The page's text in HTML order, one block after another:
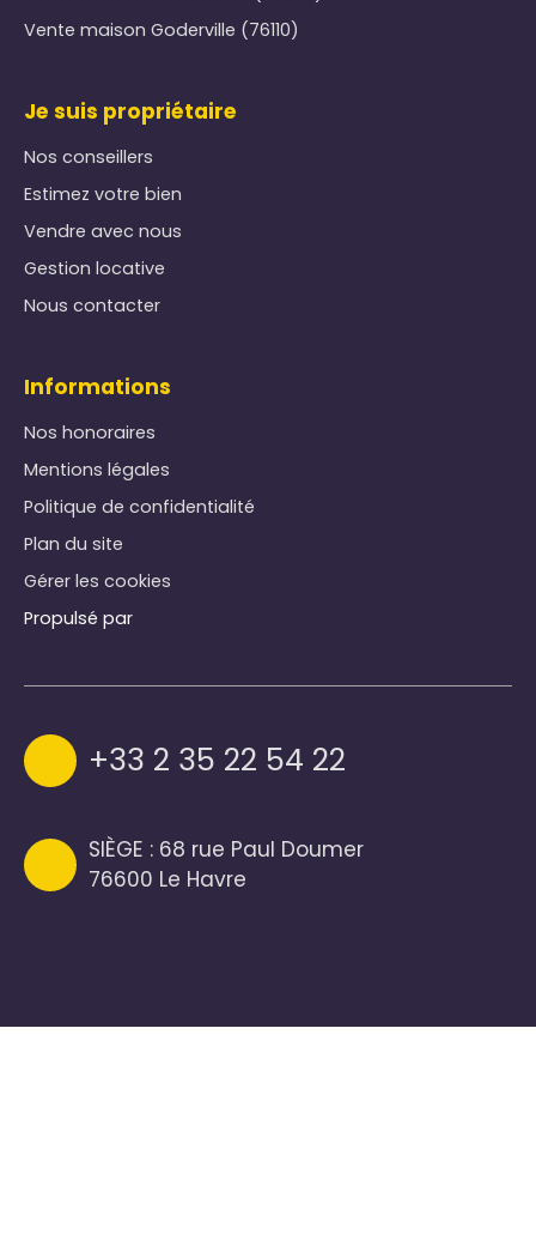
Vente maison Goderville (76110)
Je suis propriétaire
Nos conseillers
Estimez votre bien
Vendre avec nous
Gestion locative
Nous contacter
Informations
Nos honoraires
Mentions légales
Politique de confidentialité
Plan du site
Gérer les cookies
Propulsé par
+33 2 35 22 54 22
SIÈGE : 68 rue Paul Doumer
76600 Le Havre